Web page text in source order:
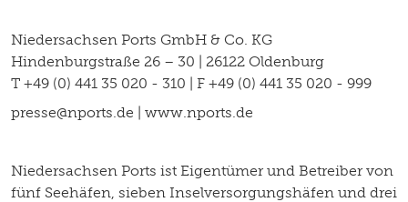
Niedersachsen Ports GmbH & Co. KG
Hindenburgstraße 26 – 30 | 26122 Oldenburg
T +49 (0) 441 35 020 - 310 | F +49 (0) 441 35 020 - 999
presse@nports.de | www.nports.de
Niedersachsen Ports ist Eigentümer und Betreiber von
fünf Seehäfen, sieben Inselversorgungshäfen und drei